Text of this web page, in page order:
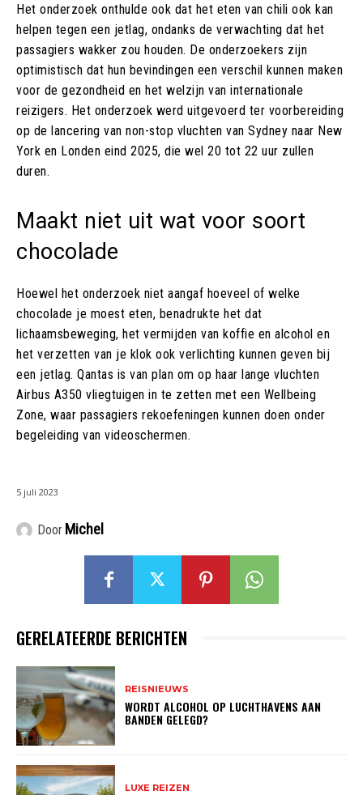
Het onderzoek onthulde ook dat het eten van chili ook kan
helpen tegen een jetlag, ondanks de verwachting dat het
passagiers wakker zou houden. De onderzoekers zijn
optimistisch dat hun bevindingen een verschil kunnen maken
voor de gezondheid en het welzijn van internationale
reizigers. Het onderzoek werd uitgevoerd ter voorbereiding
op de lancering van non-stop vluchten van Sydney naar New
York en Londen eind 2025, die wel 20 tot 22 uur zullen
duren.
Maakt niet uit wat voor soort
chocolade
Hoewel het onderzoek niet aangaf hoeveel of welke
chocolade je moest eten, benadrukte het dat
lichaamsbeweging, het vermijden van koffie en alcohol en
het verzetten van je klok ook verlichting kunnen geven bij
een jetlag. Qantas is van plan om op haar lange vluchten
Airbus A350 vliegtuigen in te zetten met een Wellbeing
Zone, waar passagiers rekoefeningen kunnen doen onder
begeleiding van videoschermen.
5 juli 2023
Door Michel
GERELATEERDE BERICHTEN
REISNIEUWS
WORDT ALCOHOL OP LUCHTHAVENS AAN
BANDEN GELEGD?
LUXE REIZEN